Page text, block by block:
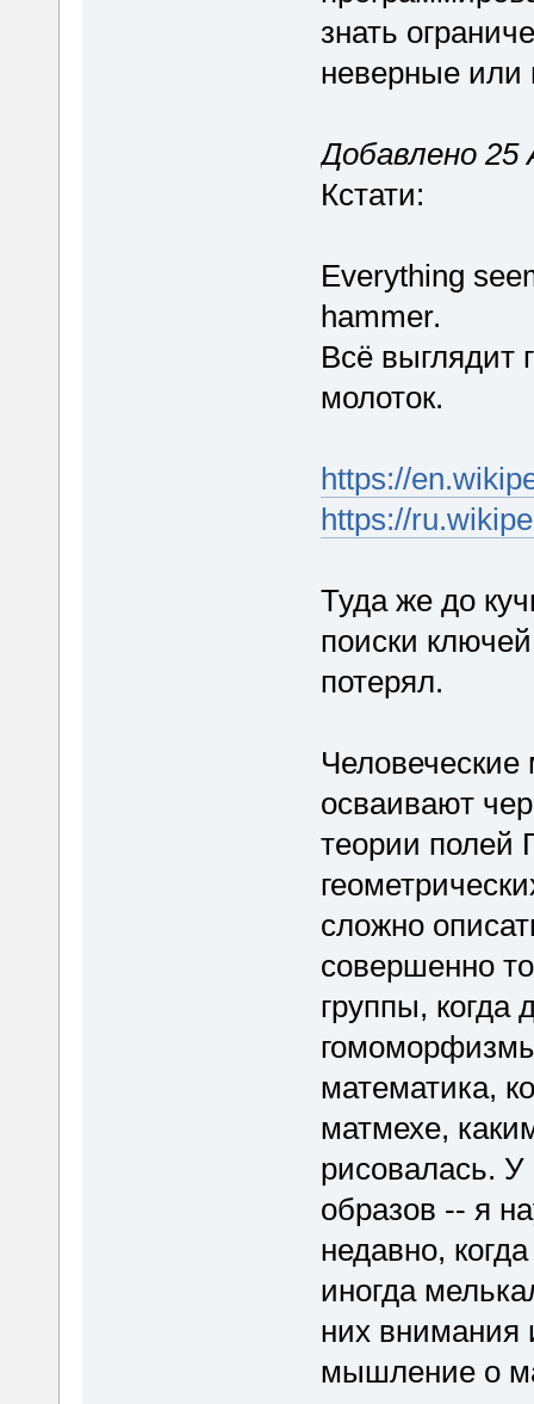
знать
неверные или
Добавлено 25
Кстати:
Everything
hammer.
Всё выглядит
молоток.
https://
https://
Туда же до
поиски
потерял.
Человеческие
осваивают
теории полей
сложно
совершенно
группы, когда
математика,
матмехе,
рисовалась.
образов -- я
недавно,
иногда
них внимания
мышление о